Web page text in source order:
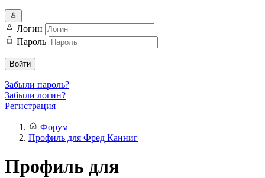
Логин
Пароль
Войти
Забыли пароль?
Забыли логин?
Регистрация
Форум
Профиль для Фред Канниг
Профиль для